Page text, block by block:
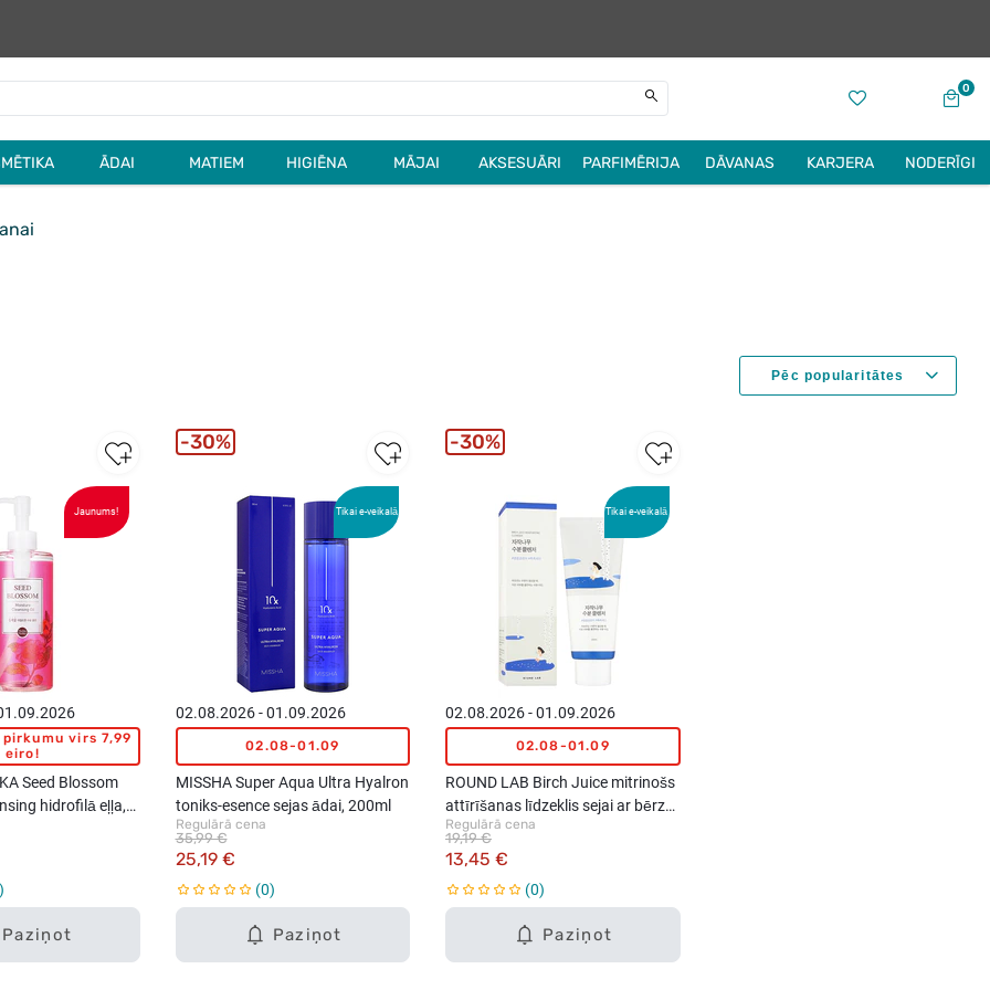
0
ĀDAI MATIEM HIGIĒNA MĀJAI AKSESUĀRI PARFIMĒRIJA DĀVANAS KARJERA NODERĪGI
Jaunums!
Paziņot
virs 7,99
eiro!
Seed Blossom
hidrofilā eļļa,
Tikai e-veikalā
Paziņot
02.08.2026 - 01.09.2026
02.08-01.09
MISSHA Super Aqua Ultra Hyalron
toniks-esence sejas ādai, 200ml
Regulārā cena
25,19 €
35,99 €
0
30%
Tikai e-veikalā
Paziņot
02.08.2026 - 01.09.2026
02.08-01.09
ROUND LAB Birch Juice mitrinošs
attīrīšanas līdzeklis sejai ar bērzu
sulu, 150ml
Regulārā cena
13,45 €
19,19 €
0
30%